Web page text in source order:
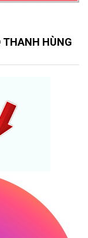
THANH HÙNG